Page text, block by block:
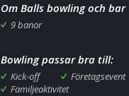
Om Balls bowling och bar
9 banor
Bowling passar bra till:
Kick-off Företagsevent
Familjeaktivitet